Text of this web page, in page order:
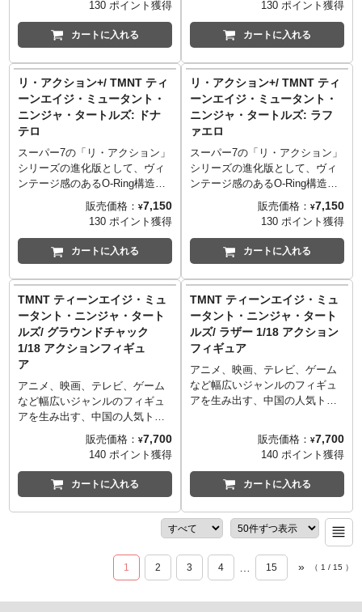
多く、豊富な付属品で満足度の
高いプレイバリューを発揮する
アイテムに！マンホールの一部
敵サイドのキャラクターを集め
れば、組み合わせてディスプレ
イする事も可能！
ス）」。そんな「リアクション
+」に1984年に誕生し、現在も
なお愛され続けているタートル
あるフットソルジャー！ミュー
タジェン感溢れるバックカード
デザインも最高です！
130 ポイント獲得
カートに入れる
ス）」。そんな「リアクション
+」に1984年に誕生し、現在も
なお愛され続けているタートル
り、フット団の首領シュレッダ
ー！ミュータジェン感溢れるバ
ックカードデザインも最高で
す！
130 ポイント獲得
カートに入れる
リ・アクション+/ TMNT ティ
ーンエイジ・ミュータント・
ニンジャ・タートルズ: ドナ
テロ
スーパー7の「リ・アクション」
シリーズの進化版として、ヴィ
ンテージ感のあるO-Ring構造を
採用し可動ヵ所をプラスした
「リ・アクション+（プラ
ス）」。そんな「リアクション
+」に1984年に誕生し、現在も
なお愛され続けているタートル
ドナテロ！ミュータジェン感溢
れるバックカードデザインも最
高です！
販売価格： ¥7,150
130 ポイント獲得
カートに入れる
リ・アクション+/ TMNT ティ
ーンエイジ・ミュータント・
ニンジャ・タートルズ: ラフ
ァエロ
スーパー7の「リ・アクション」
シリーズの進化版として、ヴィ
ンテージ感のあるO-Ring構造を
採用し可動ヵ所をプラスした
「リ・アクション+（プラ
ス）」。そんな「リアクション
+」に1984年に誕生し、現在も
なお愛され続けているタートル
ロ！ミュータジェン感溢れるバ
ックカードデザインも最高で
す！
販売価格： ¥7,150
130 ポイント獲得
カートに入れる
TMNT ティーンエイジ・ミュ
ータント・ニンジャ・タート
ルズ/ グラウンドチャック
1/18 アクションフィギュ
ア
アニメ、映画、テレビ、ゲーム
など幅広いジャンルのフィギュ
アを生み出す、中国の人気トイ
メーカー「ジョイト
イ/JOYTOY」より、1984年に誕
生し、現在もなお愛され続けて
いるタートルズが1/18スケール
で登場！こちらは、1987年のア
Turtleoids』に初登場した、ビー
バップとロックステディが間違
えて雄牛をミューテーションさ
せてしまったグラウンドチャッ
動ヵ所も多く、豊富な付属品で
販売価格： ¥7,700
140 ポイント獲得
カートに入れる
TMNT ティーンエイジ・ミュ
ータント・ニンジャ・タート
ルズ/ ラザー 1/18 アクション
フィギュア
アニメ、映画、テレビ、ゲーム
など幅広いジャンルのフィギュ
アを生み出す、中国の人気トイ
生し、現在もなお愛され続けて
いるタートルズが1/18スケール
で登場！こちらは、1991年の実
写映画『ミュータント・ニンジ
た、オオカミがミューテーショ
ンしたラザー。手のひらサイズ
ながら、可動ヵ所も多く、豊富
な付属品で満足度の高いプレイ
に！マンホールの一部を象った
販売価格： ¥7,700
140 ポイント獲得
カートに入れる
1 2 3 4 15 » （ 1 / 15 ）